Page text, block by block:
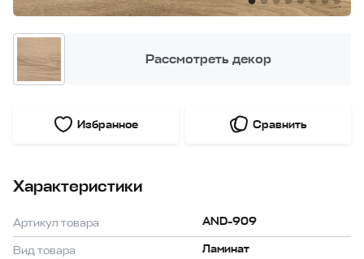
Рассмотреть декор
Избранное Сравнить
Характеристики
Артикул товара AND-909
Вид товара Ламинат